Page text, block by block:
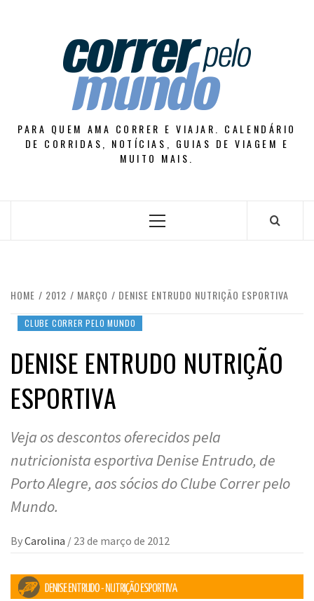
PARA QUEM AMA CORRER E VIAJAR. CALENDÁRIO
DE CORRIDAS, NOTÍCIAS, GUIAS DE VIAGEM E
MUITO MAIS.
Primary
HOME 2012 MARÇO DENISE ENTRUDO NUTRIÇÃO ESPORTIVA
CLUBE CORRER PELO MUNDO
DENISE ENTRUDO NUTRIÇÃO
ESPORTIVA
Veja os descontos oferecidos pela
nutricionista esportiva Denise Entrudo, de
Porto Alegre, aos sócios do Clube Correr pelo
Mundo.
ByCarolina / 23 de março de 2012